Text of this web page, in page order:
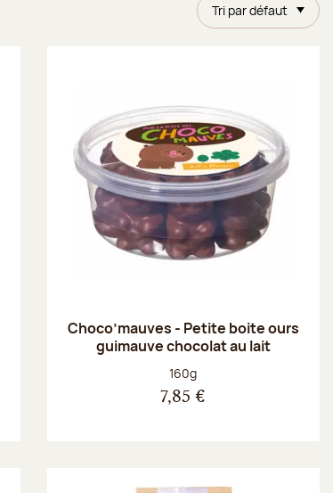
Tri par défaut
Choco’mauves - Petite boite ours
guimauve chocolat au lait
Poids net :
160g
7,85 €